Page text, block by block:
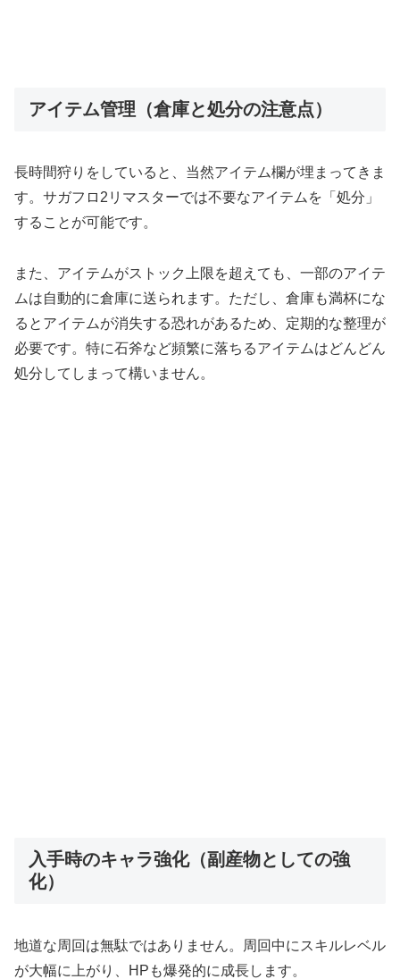
アイテム管理（倉庫と処分の注意点）
長時間狩りをしていると、当然アイテム欄が埋まってきま
す。サガフロ2リマスターでは不要なアイテムを「処分」
することが可能です。
また、アイテムがストック上限を超えても、一部のアイテ
ムは自動的に倉庫に送られます。ただし、倉庫も満杯にな
るとアイテムが消失する恐れがあるため、定期的な整理が
必要です。特に石斧など頻繁に落ちるアイテムはどんどん
処分してしまって構いません。
入手時のキャラ強化（副産物としての強
化）
地道な周回は無駄ではありません。周回中にスキルレベル
が大幅に上がり、HPも爆発的に成長します。